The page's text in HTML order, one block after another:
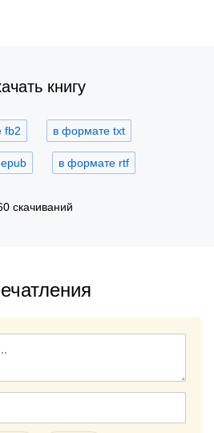
книгу
fb2 в формате txt
в формате rtf
скачиваний